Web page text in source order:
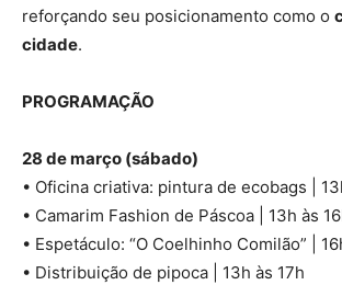
reforçando seu posicionamento como o
cidade.
PROGRAMAÇÃO
28 de março (sábado)
• Oficina criativa: pintura de ecobags |
• Camarim Fashion de Páscoa | 13h às
• Espetáculo: “O Coelhinho Comilão” |
• Distribuição de pipoca | 13h às 17h